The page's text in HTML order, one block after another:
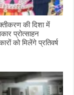
की दिशा में
प्रोत्साहन
को मिलेंगे प्रतिवर्ष